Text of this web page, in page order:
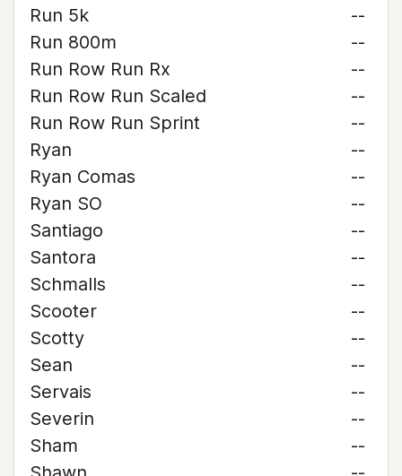
Run 5k
--
Run 800m
--
Run Row Run Rx
--
Run Row Run Scaled
--
Run Row Run Sprint
--
Ryan
--
Ryan Comas
--
Ryan SO
--
Santiago
--
Santora
--
Schmalls
--
Scooter
--
Scotty
--
Sean
--
Servais
--
Severin
--
Sham
--